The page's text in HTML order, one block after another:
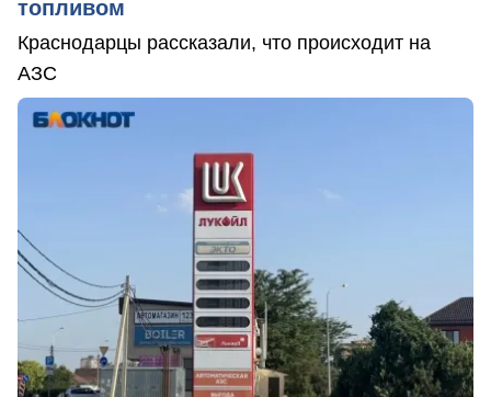
топливом
Краснодарцы рассказали, что происходит на
АЗС